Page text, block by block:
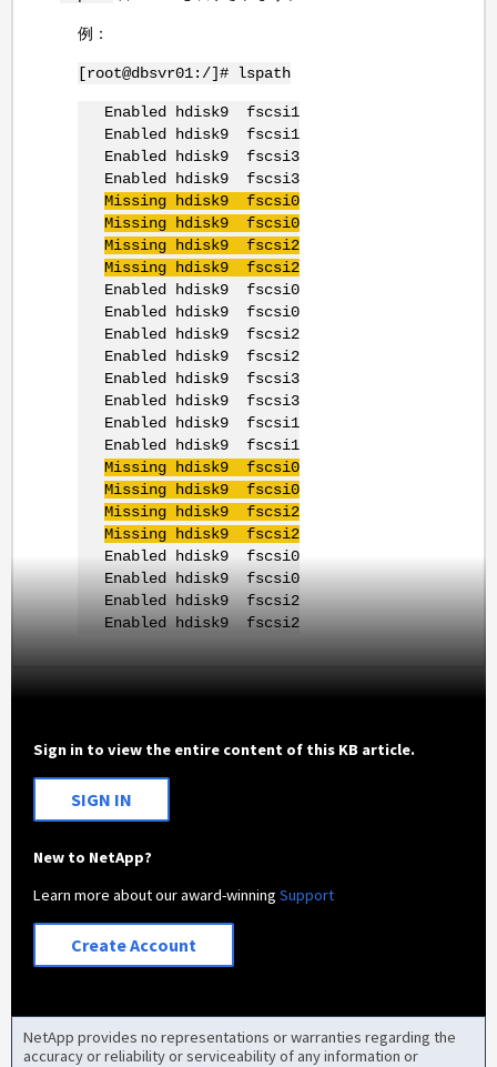
例：
[root@dbsvr01:/]# lspath
Enabled hdisk9 fscsi1
Enabled hdisk9 fscsi1
Enabled hdisk9 fscsi3
Enabled hdisk9 fscsi3
Missing hdisk9 fscsi0
Missing hdisk9 fscsi0
Missing hdisk9 fscsi2
Missing hdisk9 fscsi2
Enabled hdisk9 fscsi0
Enabled hdisk9 fscsi0
Enabled hdisk9 fscsi2
Enabled hdisk9 fscsi2
Enabled hdisk9 fscsi3
Enabled hdisk9 fscsi3
Enabled hdisk9 fscsi1
Enabled hdisk9 fscsi1
Missing hdisk9 fscsi0
Missing hdisk9 fscsi0
Missing hdisk9 fscsi2
Missing hdisk9 fscsi2
Enabled hdisk9 fscsi0
Enabled hdisk9 fscsi0
Enabled hdisk9 fscsi2
Enabled hdisk9 fscsi2
Sign in to view the entire content of this KB article.
SIGN IN
New to NetApp?
Learn more about our award-winningSupport
Create Account
NetApp provides no representations or warranties regarding the
accuracy or reliability or serviceability of any information or